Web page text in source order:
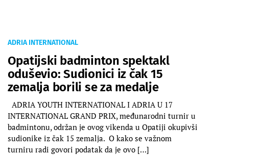
ADRIA INTERNATIONAL
Opatijski badminton spektakl
oduševio: Sudionici iz čak 15
zemalja borili se za medalje
ADRIA YOUTH INTERNATIONAL I ADRIA U 17
INTERNATIONAL GRAND PRIX, međunarodni turnir u
badmintonu, održan je ovog vikenda u Opatiji okupivši
sudionike iz čak 15 zemalja. O kako se važnom
turniru radi govori podatak da je ovo […]